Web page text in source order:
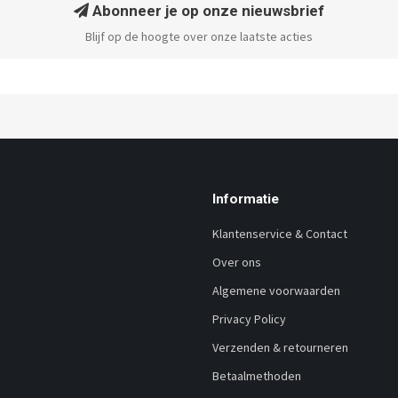
Abonneer je op onze nieuwsbrief
Blijf op de hoogte over onze laatste acties
Informatie
Klantenservice & Contact
Over ons
Algemene voorwaarden
Privacy Policy
Verzenden & retourneren
Betaalmethoden